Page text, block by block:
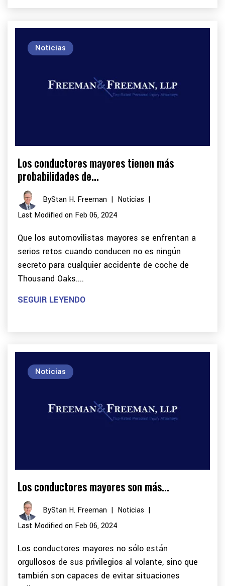
Los conductores mayores tienen más
probabilidades de...
ByStan H. Freeman | Noticias |
Last Modified on Feb 06, 2024
Que los automovilistas mayores se enfrentan a
serios retos cuando conducen no es ningún
secreto para cualquier accidente de coche de
Thousand Oaks....
Noticias
SEGUIR LEYENDO
Los conductores mayores son más...
ByStan H. Freeman | Noticias |
Last Modified on Feb 06, 2024
Los conductores mayores no sólo están
orgullosos de sus privilegios al volante, sino que
también son capaces de evitar situaciones
Noticias